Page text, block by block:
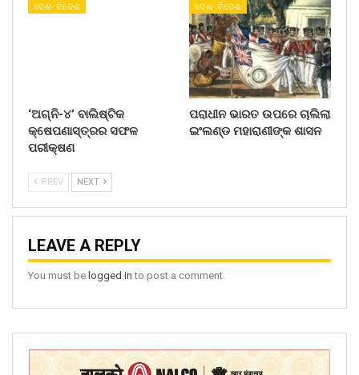
ଦେଶ- ବିଦେଶ
‘ଅଗ୍ନି-୪’ ବାଲିଷ୍ଟିକ
କ୍ଷେପଣାସ୍ତ୍ରର ସଫଳ
ପରୀକ୍ଷଣ
ଦେଶ- ବିଦେଶ
ପରାଧୀନ ଭାରତ ଉପରେ ଚାଲିଲା
ଇଂଲଣ୍ଡ ମହାରାଣୀଙ୍କ ଶାସନ
PREV NEXT
LEAVE A REPLY
You must be logged in to post a comment.